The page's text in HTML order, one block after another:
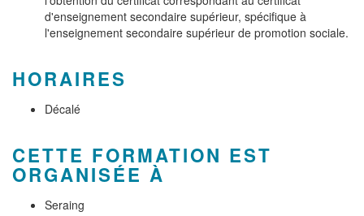
d'enseignement secondaire supérieur, spécifique à
l'enseignement secondaire supérieur de promotion sociale.
HORAIRES
Décalé
CETTE FORMATION EST
ORGANISÉE À
Seraing